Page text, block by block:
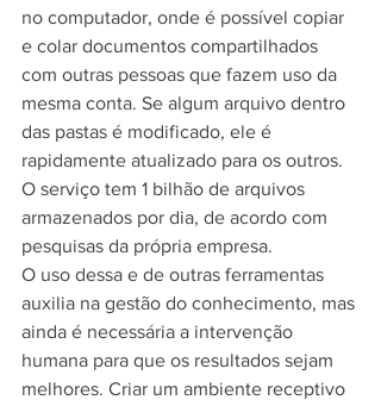
no computador, onde é possível copiar
e colar documentos compartilhados
com outras pessoas que fazem uso da
mesma conta. Se algum arquivo dentro
das pastas é modificado, ele é
rapidamente atualizado para os outros.
O serviço tem 1 bilhão de arquivos
armazenados por dia, de acordo com
pesquisas da própria empresa.
O uso dessa e de outras ferramentas
auxilia na gestão do conhecimento, mas
ainda é necessária a intervenção
humana para que os resultados sejam
melhores. Criar um ambiente receptivo